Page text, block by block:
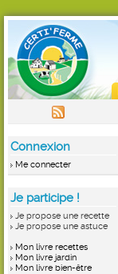
Connexion
Me connecter
Je participe !
Je propose une recette
Je propose une astuce
Mon livre recettes
Mon livre jardin
Mon livre bien-être